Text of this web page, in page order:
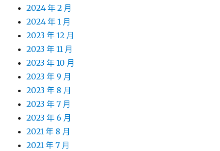
2024 年 2 月
2024 年 1 月
2023 年 12 月
2023 年 11 月
2023 年 10 月
2023 年 9 月
2023 年 8 月
2023 年 7 月
2023 年 6 月
2021 年 8 月
2021 年 7 月